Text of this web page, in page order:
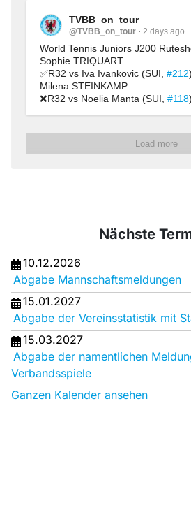
TVBB_on_tour
@TVBB_on_tour 2 days ago
World Tennis Juniors J200
Sophie TRIQUART
✅R32 vs Iva Ivankovic (SUI, #212
Milena STEINKAMP
❌R32 vs Noelia Manta (SUI, #118
Load more
Nächste
10.12.2026
Abgabe Mannschaftsmeldungen
15.01.2027
Abgabe der Vereinsstatistik mit
15.03.2027
Abgabe der namentlichen
Verbandsspiele
Ganzen Kalender ansehen